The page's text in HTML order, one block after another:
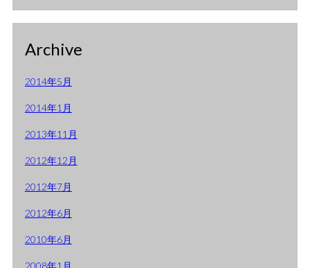
Archive
2014年5月
2014年1月
2013年11月
2012年12月
2012年7月
2012年6月
2010年6月